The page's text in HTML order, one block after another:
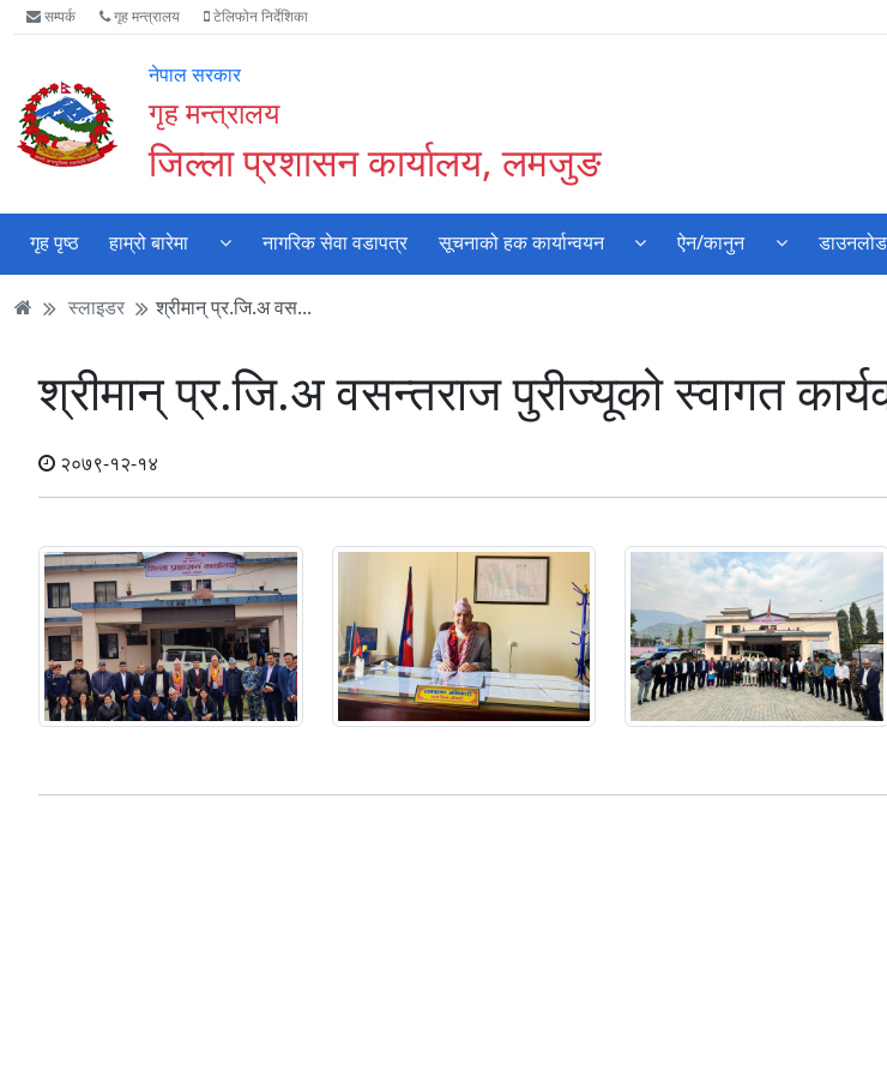
Accessibility
Mode
गर्नुहोस्
मुख्य
सामाग्री
मुख्य
नेभिगेसन
वेबसाइट
खोजमा
सम्पर्क गृह मन्त्रालय टेलिफोन निर्देशिका
नेपाल सरकार
गृह मन्त्रालय
जिल्ला प्रशासन कार्यालय, लमजुङ
गृह पृष्ठ हाम्रो बारेमा नागरिक सेवा वडापत्र सूचनाको हक कार्यान्वयन ऐन/कानुन डाउनलोड
स्लाइडर श्रीमान् प्र.जि.अ वस...
श्रीमान् प्र.जि.अ वसन्तराज पुरीज्यूको स्वागत
२०७९-१२-१४